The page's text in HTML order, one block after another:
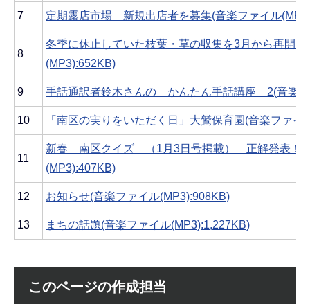
7 定期露店市場 新規出店者を募集(音楽ファイル
8
冬季に休止していた枝葉・草の収集を3月から再開
(MP3):652KB)
9 手話通訳者鈴木さんの かんたん手話講座 2(音楽フ
10 「南区の実りをいただく日」大鷲保育園(音楽ファイ
11
新春 南区クイズ （1月3日号掲載） 正解発表！(
(MP3):407KB)
12 お知らせ(音楽ファイル(MP3):908KB)
13 まちの話題(音楽ファイル(MP3):1,227KB)
このページの作成担当